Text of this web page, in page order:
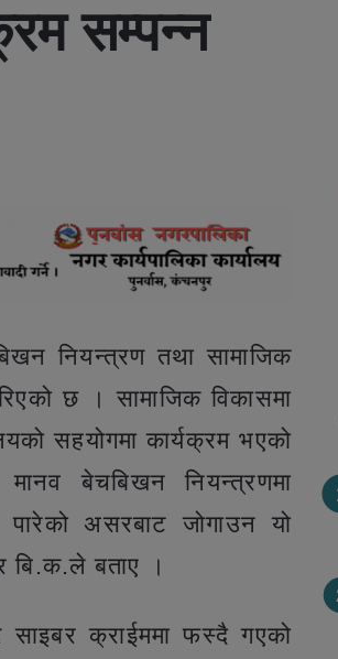
सम्पन्न
नियन्त्रण तथा सामाजिक
छ । सामाजिक विकासमा
सहयोगमा कार्यक्रम भएको
मानव बेचबिखन नियन्त्रणमा
पारेको असरबाट जोगाउन यो
बि.क.ले बताए ।
साइबर क्राईममा फस्दै गएको